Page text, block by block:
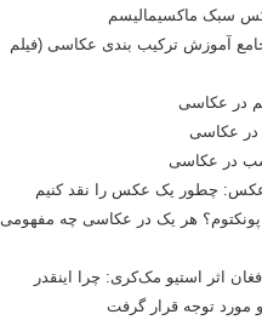
جامع آموزش ترکیب بندی عکاسی (فیلم
در عکاسی
عکاسی
در عکاسی
چطور یک عکس را نقد کنیم
پونکتوم؟ هر یک در عکاسی چه مفهومی
اثر استیو مک‌کری: چرا اینقدر
توجه قرار گرفت